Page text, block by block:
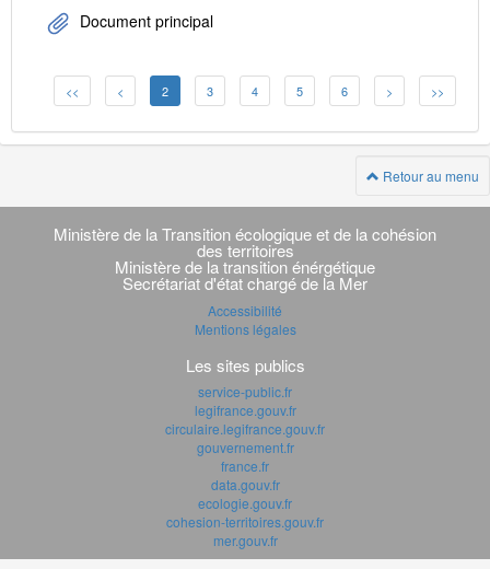
Document principal
<< < 2 3 4 5 6 > >>
Retour au menu
Navigation
transverse
Ministère de la Transition écologique et de la cohésion
des territoires
Ministère de la transition énérgétique
Secrétariat d'état chargé de la Mer
Accessibilité
Mentions légales
Les sites publics
service-public.fr
legifrance.gouv.fr
circulaire.legifrance.gouv.fr
gouvernement.fr
france.fr
data.gouv.fr
ecologie.gouv.fr
cohesion-territoires.gouv.fr
mer.gouv.fr